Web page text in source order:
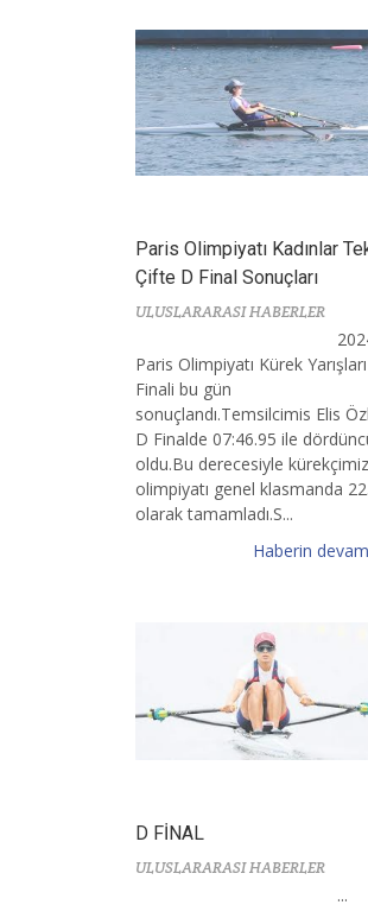
Paris Olimpiyatı Kadınlar
Çifte D Final Sonuçları
ULUSLARARASI HABERLER
Paris Olimpiyatı Kürek
Finali bu gün
sonuçlandı.Temsilcimis Elis
D Finalde 07:46.95 ile
oldu.Bu derecesiyle kürekçimiz
olimpiyatı genel klasmanda 22.
olarak tamamladı.S...
Haberin
D FİNAL
ULUSLARARASI HABERLER
...